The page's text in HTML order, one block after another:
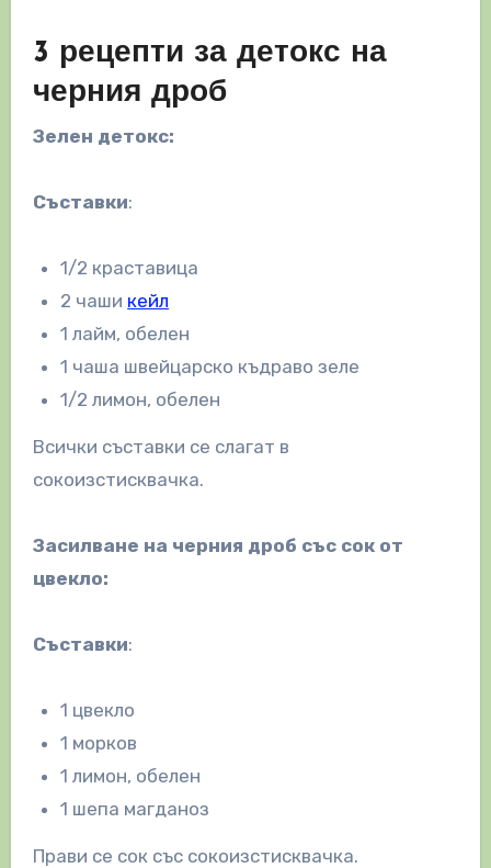
3 рецепти за детокс на
черния дроб
Зелен детокс:
Съставки:
1/2 краставица
2 чаши кейл
1 лайм, обелен
1 чаша швейцарско къдраво зеле
1/2 лимон, обелен
Всички съставки се слагат в
сокоизстисквачка.
Засилване на черния дроб със сок от
цвекло:
Съставки:
1 цвекло
1 морков
1 лимон, обелен
1 шепа магданоз
Прави се сок със сокоизстисквачка.